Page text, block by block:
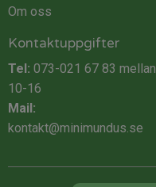
Om oss
Kontaktuppgifter
Tel: 073-021 67 83 mellan
10-16
Mail:
kontakt@minimundus.se